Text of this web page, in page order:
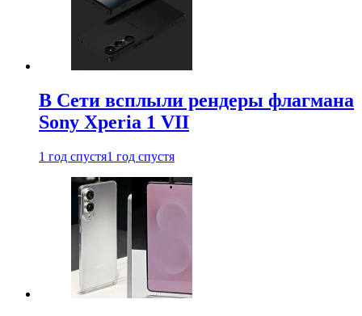
В Сети всплыли рендеры флагмана
Sony Xperia 1 VII
1 год спустя1 год спустя